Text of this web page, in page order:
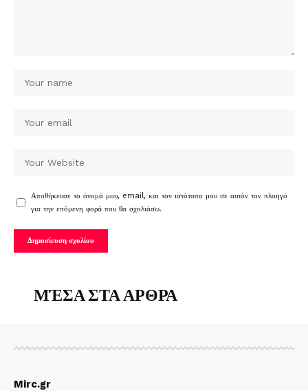
Αποθήκευσε το όνομά μου, email, και τον ιστότοπο μου σε αυτόν τον πλοηγό
για την επόμενη φορά που θα σχολιάσω.
ΜΈΣΑ ΣΤΑ ΑΡΘΡΑ
Mirc.gr